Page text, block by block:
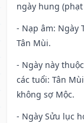
ngày hung
- Nạp âm: Ngày
Tân Mùi.
- Ngày này
các tuổi: Tân
không sợ Mộc.
- Ngày Sửu lục